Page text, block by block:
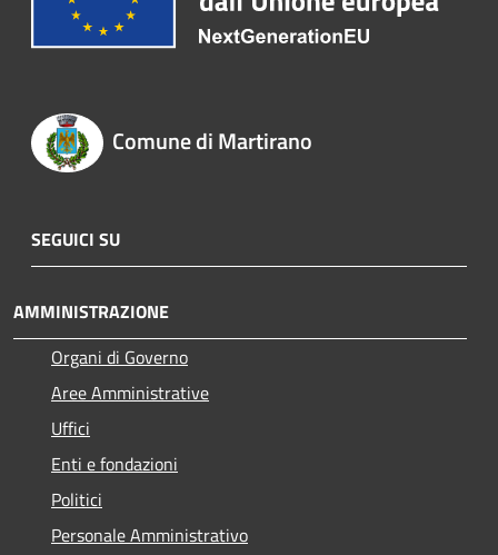
Comune di Martirano
SEGUICI SU
AMMINISTRAZIONE
Organi di Governo
Aree Amministrative
Uffici
Enti e fondazioni
Politici
Personale Amministrativo